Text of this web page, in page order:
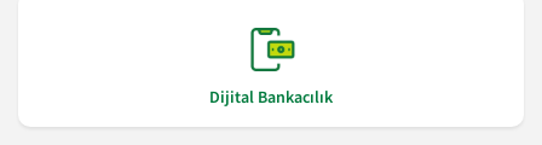
Dijital Bankacılık